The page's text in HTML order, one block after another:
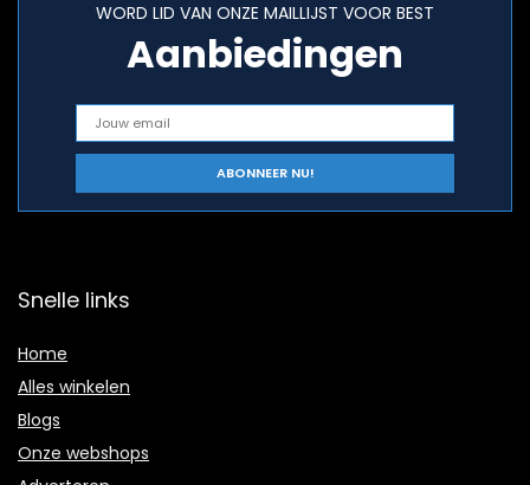
WORD LID VAN ONZE MAILLIJST VOOR BEST
Aanbiedingen
Snelle links
Home
Alles winkelen
Blogs
Onze webshops